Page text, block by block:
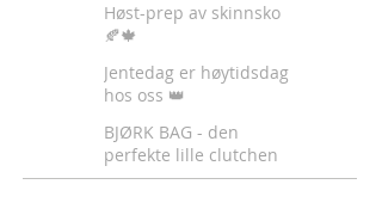
Høst-prep av skinnsko
🍂🍁
Jentedag er høytidsdag
hos oss 👑
BJØRK BAG - den
perfekte lille clutchen
✈️